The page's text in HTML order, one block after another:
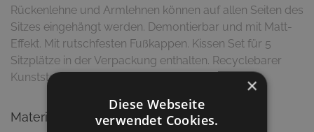
Rückenlehne und Armlehnen können auf allen Seiten des
Sitzes eingehängt werden. Demontierbar und mit Matt-
Effekt. Mit rutschfesten Fußkappen. Kissen Set für 5
Sitzplätze in der Verpackung enthalten. Recyclebarer
Kunststoff.
Material & Ausführung
×
Diese Webseite
verwendet Cookies.